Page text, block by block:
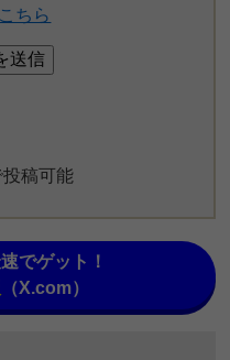
ちら
稿可能
でゲット！
（X.com）